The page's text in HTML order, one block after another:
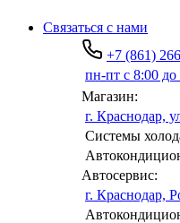
Связаться с нами
+7 (861)
пн-пт с 8:00 до
Магазин:
г. Краснодар,
Системы
Автосервис:
г. Краснодар,